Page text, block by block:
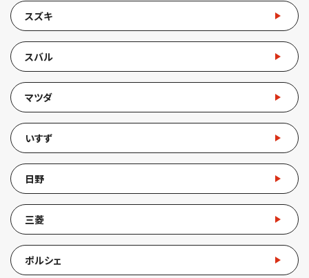
スズキ
スバル
マツダ
いすず
日野
三菱
ポルシェ